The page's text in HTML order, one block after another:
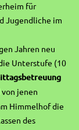
für
Jugendliche im
Jahren neu
Unterstufe (10
jenen
Himmelhof die
des